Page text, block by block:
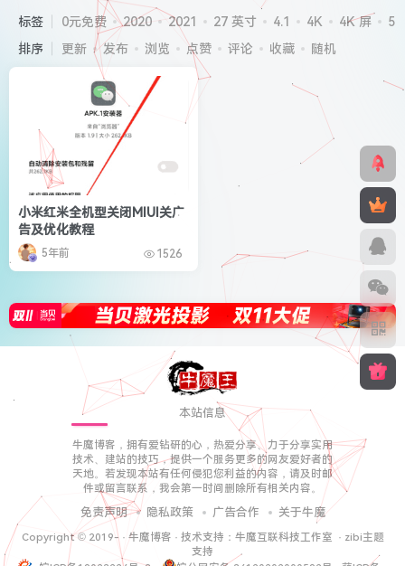
标签 0元免费 2020 2021 27 英寸 4.1 4K 4K 屏
5G
排序
更新 发布 浏览 点赞 评论 收藏 随机
小米红米全机型关闭MIUI关广
告及优化教程
5年前 1526
本站信息
牛魔博客，拥有爱钻研的心，热爱分享、力于分享实用
技术、建站的技巧，提供一个服务更多的网友爱好者的
天地。若发现本站有任何侵犯您利益的内容，请及时邮
件或留言联系，我会第一时间删除所有相关内容。
免责声明 隐私政策 广告合作 关于牛魔
Copyright © 2019-· 牛魔博客 · 技术支持： 牛魔互联科技工作室 · zibi主题
支持